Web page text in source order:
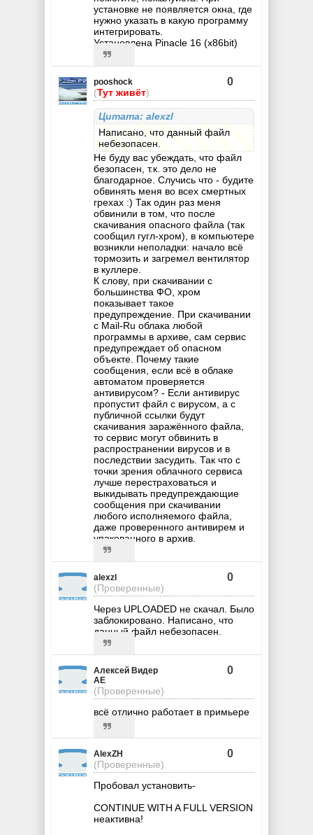
установке не появляется окна, где
нужно указать в какую программу
интегрировать.
Установлена Pinacle 16 (x86bit)
pooshock
(Тут живёт)
0
Цитата: alexzl
Написано, что данный файл
небезопасен.
Не буду вас убеждать, что файл
безопасен, т.к. это дело не
благодарное. Случись что - будите
обвинять меня во всех смертных
грехах :) Так один раз меня
обвинили в том, что после
скачивания опасного файла (так
сообщил гугл-хром), в компьютере
возникли неполадки: начало всё
тормозить и загремел вентилятор
в куллере.
К слову, при скачивании с
большинства ФО, хром
показывает такое
предупреждение. При скачивании
с Mail-Ru облака любой
программы в архиве, сам сервис
предупреждает об опасном
объекте. Почему такие
сообщения, если всё в облаке
автоматом проверяется
антивирусом? - Если антивирус
пропустит файл с вирусом, а с
публичной ссылки будут
скачивания заражённого файла,
то сервис могут обвинить в
распространении вирусов и в
последствии засудить. Так что с
точки зрения облачного сервиса
лучше перестраховаться и
выкидывать предупреждающие
сообщения при скачивании
любого исполняемого файла,
даже проверенного антивирем и
упакованного в архив.
alexzl
(Проверенные)
0
Через UPLOADED не скачал. Было
заблокировано. Написано, что
данный файл небезопасен.
Алексей Видер
АЕ
(Проверенные)
0
всё отлично работает в примьере
AlexZH
(Проверенные)
0
Пробовал установить-
CONTINUE WITH A FULL VERSION
неактивна!